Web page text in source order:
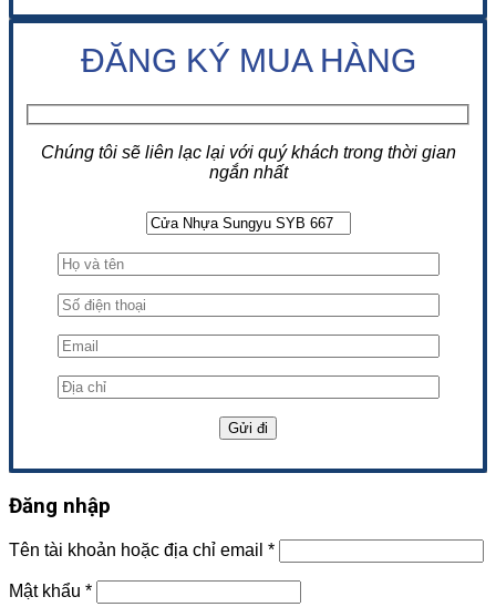
ĐĂNG KÝ MUA HÀNG
Chúng tôi sẽ liên lạc lại với quý khách trong thời gian
ngắn nhất
Đăng nhập
Tên tài khoản hoặc địa chỉ email *
Mật khẩu *